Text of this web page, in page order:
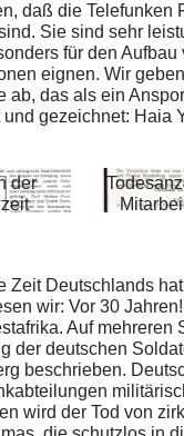
daß die Telefunken
Sie sind sehr
für den Aufbau
eignen. Wir
ab, das als ein
und gezeichnet: Haia
der
Zeit Deutschlands
wir: Vor 30
Auf mehreren
der deutschen
beschrieben.
wird der Tod von